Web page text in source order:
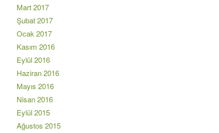
Mart 2017
Şubat 2017
Ocak 2017
Kasım 2016
Eylül 2016
Haziran 2016
Mayıs 2016
Nisan 2016
Eylül 2015
Ağustos 2015